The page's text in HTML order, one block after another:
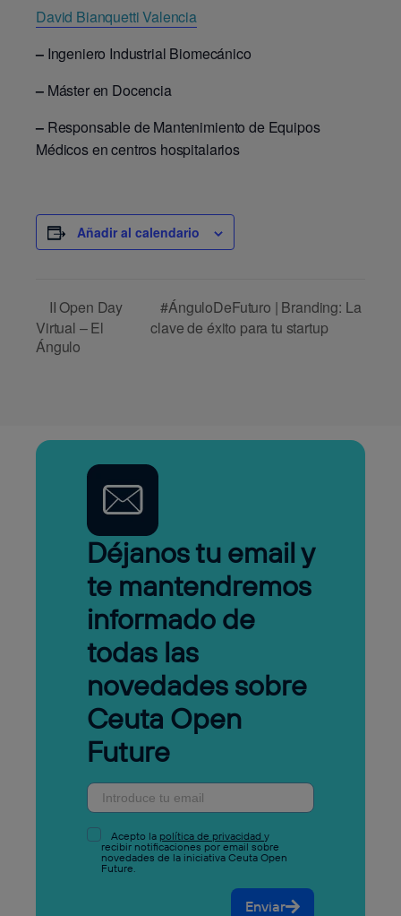
David Bianquetti Valencia
–Ingeniero Industrial Biomecánico
– Máster en Docencia
–Responsable de Mantenimiento de Equipos
Médicos en centros hospitalarios
Añadir al calendario
II Open Day
Virtual – El
Ángulo
#ÁnguloDeFuturo | Branding: La
clave de éxito para tu startup
Déjanos tu email y
te mantendremos
informado de
todas las
novedades sobre
Ceuta Open
Future
Acepto la política de privacidad y
recibir notificaciones por email sobre
novedades de la iniciativa Ceuta Open
Future.
Enviar